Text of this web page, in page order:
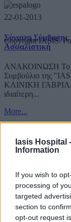
Iasis Hospital -
Information
If you wish to
processing of
targeted
section to
opt-out request
22-01-2013
Σύναψη Σύμβασης
Ασφαλιστική
ΑΝΑΚΟΙΝΩΣΗ Το
Συμβούλιο της
ΚΛΙΝΙΚΗ
ιδιαίτερη...
More...
Copyright IASIS.